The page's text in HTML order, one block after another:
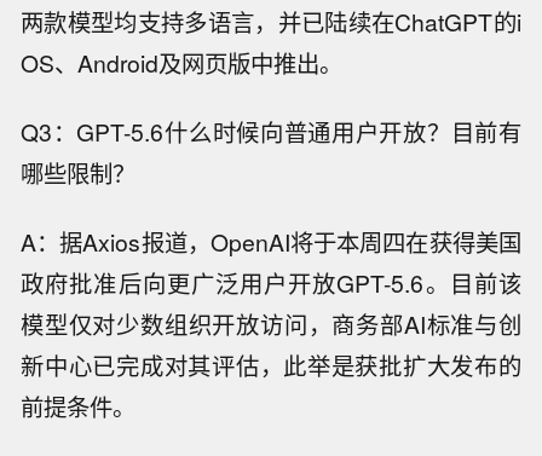
两款模型均支持多语言，并已陆续在ChatGPT的i
OS、Android及网页版中推出。
Q3：GPT-5.6什么时候向普通用户开放？目前有
哪些限制？
A：据Axios报道，OpenAI将于本周四在获得美国
政府批准后向更广泛用户开放GPT-5.6。目前该
模型仅对少数组织开放访问，商务部AI标准与创
新中心已完成对其评估，此举是获批扩大发布的
前提条件。